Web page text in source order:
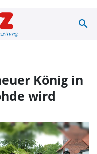
search
König in
wird